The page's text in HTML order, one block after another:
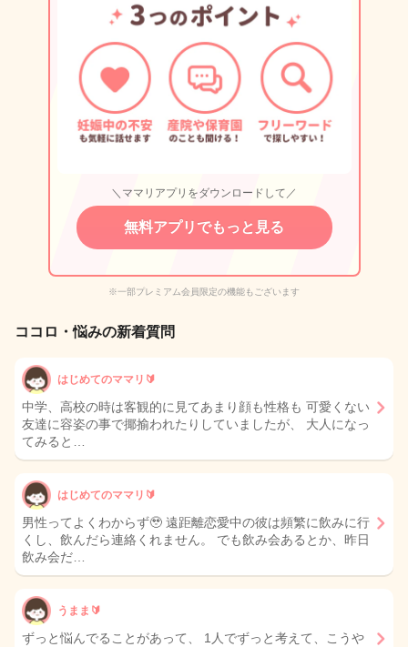
＼ママリアプリをダウンロードして／
無料アプリでもっと見る
※一部プレミアム会員限定の機能もございます
ココロ・悩みの新着質問
はじめてのママリ🔰
中学、高校の時は客観的に見てあまり顔も性格も 可愛くない
友達に容姿の事で揶揄われたりしていましたが、 大人になっ
てみると…
はじめてのママリ🔰
男性ってよくわからず🥹 遠距離恋愛中の彼は頻繁に飲みに行
くし、飲んだら連絡くれません。 でも飲み会あるとか、昨日
飲み会だ…
うまま🔰
ずっと悩んでることがあって、 1人でずっと考えて、こうや